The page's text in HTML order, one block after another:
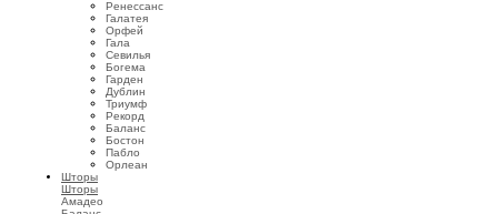
Ренессанс
Галатея
Орфей
Гала
Севилья
Богема
Гарден
Дублин
Триумф
Рекорд
Баланс
Бостон
Пабло
Орлеан
Шторы
Шторы
Амадео